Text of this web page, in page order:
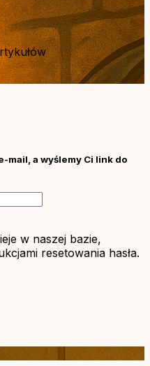
mail, a wyślemy Ci link do
w naszej bazie,
resetowania hasła.